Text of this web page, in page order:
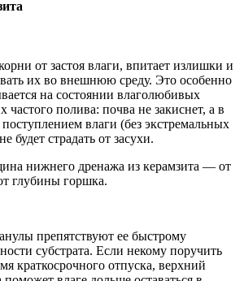
от застоя влаги, впитает излишки и
их во внешнюю среду. Это особенно
на состоянии влаголюбивых
частого полива: почва не закиснет, а в
влаги (без экстремальных
будет страдать от засухи.
нижнего дренажа из керамзита — от
глубины горшка.
препятствуют ее быстрому
субстрата. Если некому поручить
краткосрочного отпуска, верхний